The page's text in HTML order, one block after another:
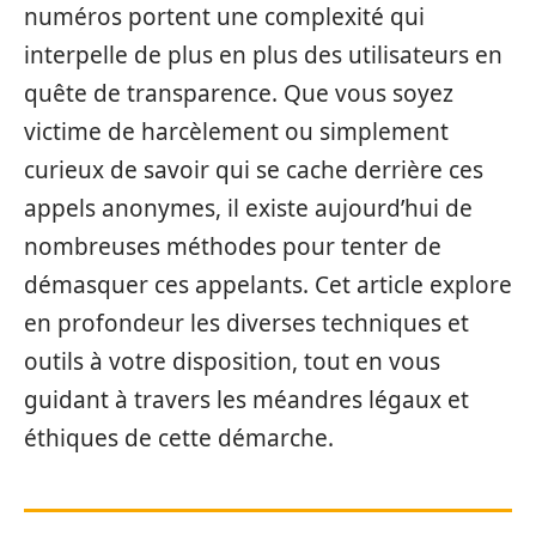
numéros portent une complexité qui
interpelle de plus en plus des utilisateurs en
quête de transparence. Que vous soyez
victime de harcèlement ou simplement
curieux de savoir qui se cache derrière ces
appels anonymes, il existe aujourd’hui de
nombreuses méthodes pour tenter de
démasquer ces appelants. Cet article explore
en profondeur les diverses techniques et
outils à votre disposition, tout en vous
guidant à travers les méandres légaux et
éthiques de cette démarche.